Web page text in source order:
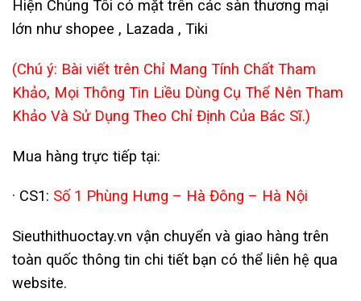
Hiện Chúng Tôi có mặt trên các sàn thương mại
lớn như shopee , Lazada , Tiki
(Chú ý: Bài viết trên Chỉ Mang Tính Chất Tham
Khảo, Mọi Thông Tin Liều Dùng Cụ Thể Nên Tham
Khảo Và Sử Dụng Theo Chỉ Định Của Bác Sĩ.)
Mua hàng trực tiếp tại:
· CS1: Số 1 Phùng Hưng – Hà Đông – Hà Nội
Sieuthithuoctay.vn vận chuyển và giao hàng trên
toàn quốc thông tin chi tiết bạn có thể liên hệ qua
website.